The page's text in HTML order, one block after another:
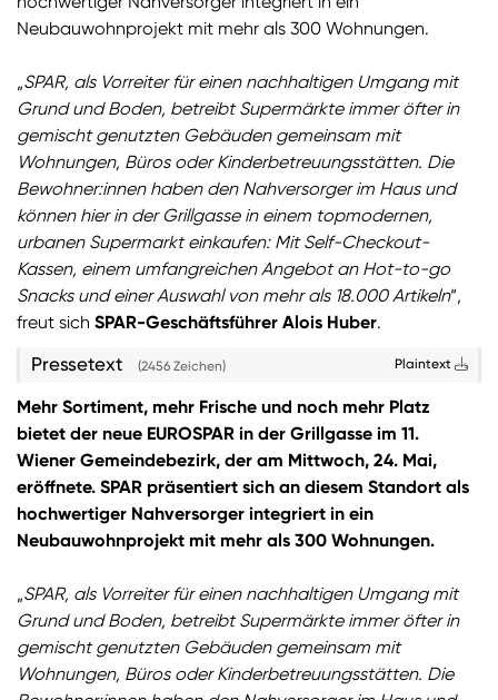
erhalten? Dann melden Sie sich zumSPAR
Newsletter
an:
Zum SPAR Newsletter
Neubauwohnprojekt mit mehr als 300 Wohnungen.
„SPAR, als Vorreiter für einen nachhaltigen Umgang mit
Grund und Boden, betreibt Supermärkte immer öfter in
gemischt genutzten Gebäuden gemeinsam mit
Wohnungen, Büros oder Kinderbetreuungsstätten. Die
Bewohner:innen haben den Nahversorger im Haus und
können hier in der Grillgasse in einem topmodernen,
urbanen Supermarkt einkaufen: Mit Self-Checkout-
Kassen, einem umfangreichen Angebot an Hot-to-go
Snacks und einer Auswahl von mehr als 18.000 Artikeln“,
freut sich SPAR-Geschäftsführer Alois Huber.
Pressetext (2456 Zeichen) Plaintext
Mehr Sortiment, mehr Frische und noch mehr Platz
bietet der neue EUROSPAR in der Grillgasse im 11.
Wiener Gemeindebezirk, der am Mittwoch, 24. Mai,
eröffnete. SPAR präsentiert sich an diesem Standort als
hochwertiger Nahversorger integriert in ein
Neubauwohnprojekt mit mehr als 300 Wohnungen.
„SPAR, als Vorreiter für einen nachhaltigen Umgang mit
Grund und Boden, betreibt Supermärkte immer öfter in
gemischt genutzten Gebäuden gemeinsam mit
Wohnungen, Büros oder Kinderbetreuungsstätten. Die